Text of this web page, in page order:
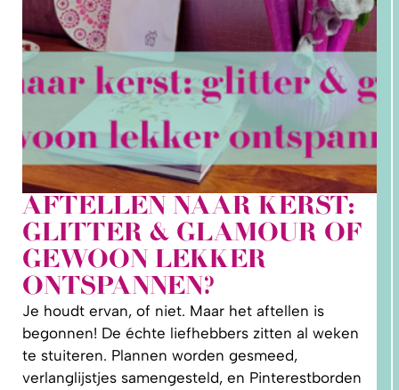
AFTELLEN NAAR KERST:
GLITTER & GLAMOUR OF
GEWOON LEKKER
ONTSPANNEN?
Je houdt ervan, of niet. Maar het aftellen is
begonnen! De échte liefhebbers zitten al weken
te stuiteren. Plannen worden gesmeed,
verlanglijstjes samengesteld, en Pinterestborden
2. HOE
LEER IK
PATRONEN